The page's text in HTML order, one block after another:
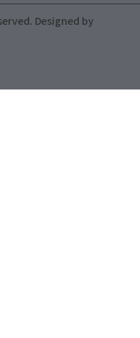
Designed by